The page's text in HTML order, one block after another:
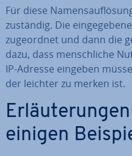
Für diese
zuständig. Die
zu­ge­ord­net und dann die
dazu, dass mensch­li­che
IP-Adresse eingeben
der leichter zu merken ist.
einigen